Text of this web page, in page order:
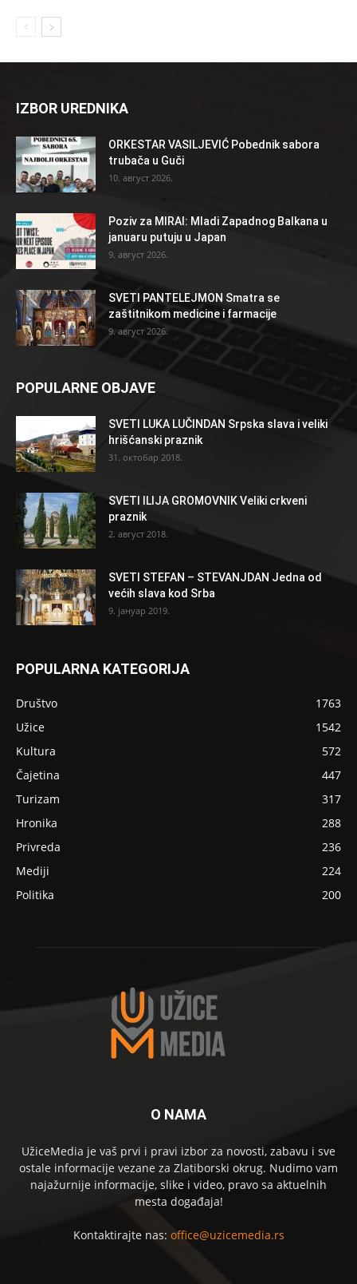
IZBOR UREDNIKA
ORKESTAR VASILJEVIĆ Pobednik sabora
trubača u Guči
10. август 2026.
Poziv za MIRAI: Mladi Zapadnog Balkana u
januaru putuju u Japan
9. август 2026.
SVETI PANTELEJMON Smatra se
zaštitnikom medicine i farmacije
9. август 2026.
POPULARNE OBJAVE
SVETI LUKA LUČINDAN Srpska slava i veliki
hrišćanski praznik
31. октобар 2018.
SVETI ILIJA GROMOVNIK Veliki crkveni
praznik
2. август 2018.
SVETI STEFAN – STEVANJDAN Jedna od
većih slava kod Srba
9. јануар 2019.
POPULARNA KATEGORIJA
Društvo
1763
Užice
1542
Kultura
572
Čajetina
447
Turizam
317
Hronika
288
Privreda
236
Mediji
224
Politika
200
O NAMA
UžiceMedia je vaš prvi i pravi izbor za novosti, zabavu i sve
ostale informacije vezane za Zlatiborski okrug. Nudimo vam
najažurnije informacije, slike i video, pravo sa aktuelnih
mesta događaja!
Kontaktirajte nas: office@uzicemedia.rs